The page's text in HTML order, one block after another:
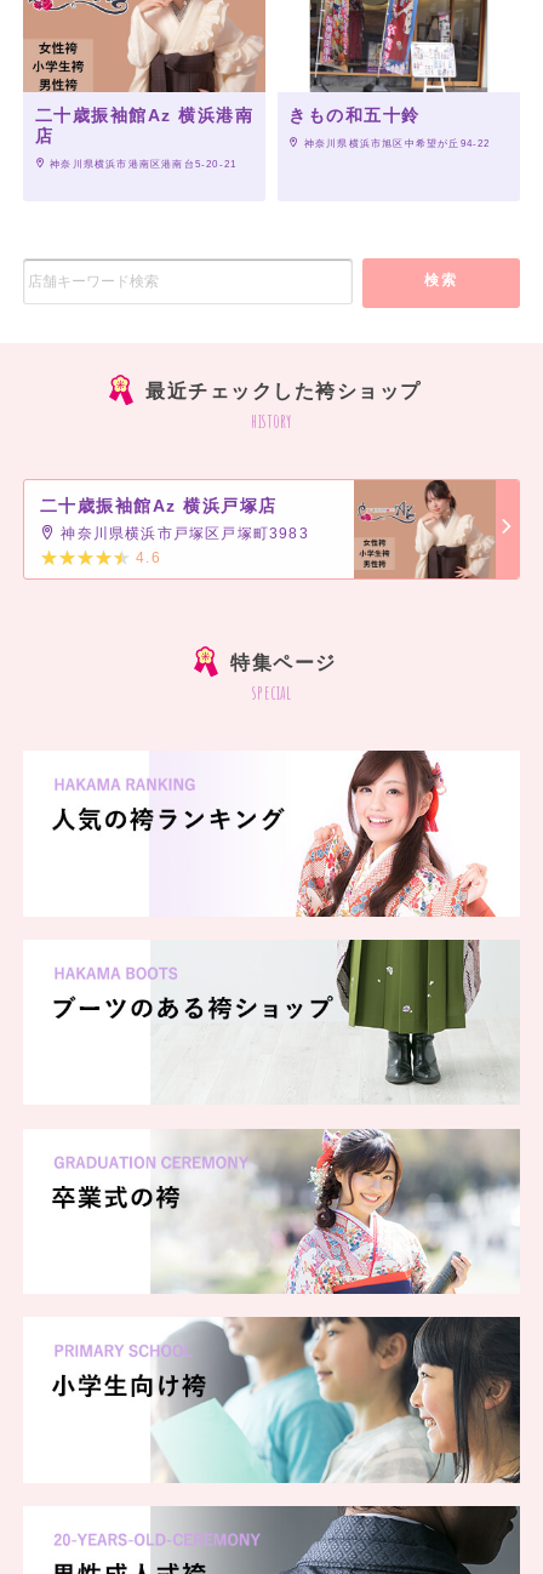
二十歳振袖館Az 横浜港南
店
神奈川県横浜市港南区港南台5-20-21
きもの和五十鈴
神奈川県横浜市旭区中希望が丘94-22
検索
最近チェックした袴ショップ
history
二十歳振袖館Az 横浜戸塚店
神奈川県横浜市戸塚区戸塚町3983
4.6
特集ページ
special